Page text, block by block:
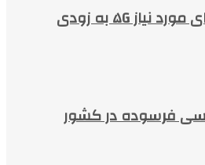
تکلیف فرکانس‌های مورد نیاز ۵G به زودی